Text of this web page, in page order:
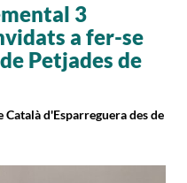
3
a fer-se
Petjades de
Català d'Esparreguera des de